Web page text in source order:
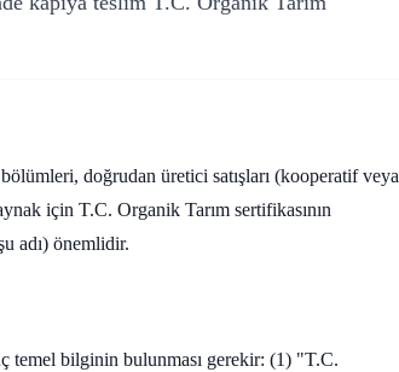
doğrudan üretici satışları (kooperatif veya
için T.C. Organik Tarım sertifikasının
adı) önemlidir.
temel bilginin bulunması gerekir: (1) "T.C.